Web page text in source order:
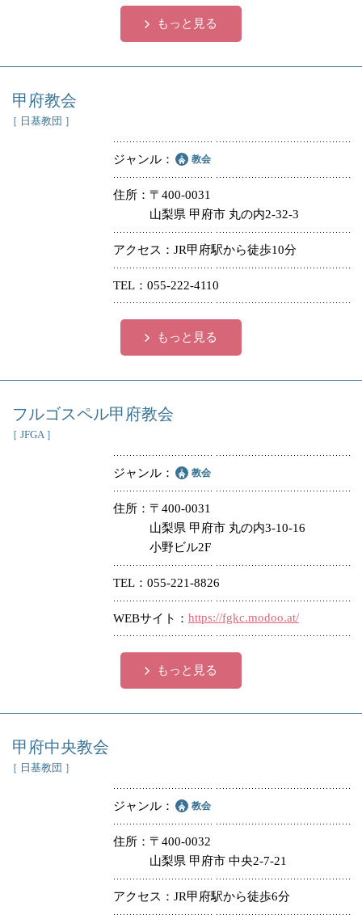
もっと見る
甲府教会
［ 日基教団 ］
ジャンル 教会
住所
〒400-0031
山梨県 甲府市 丸の内2-32-3
アクセス JR甲府駅から徒歩10分
TEL 055-222-4110
もっと見る
フルゴスペル甲府教会
［ JFGA ］
ジャンル 教会
住所
〒400-0031
山梨県 甲府市 丸の内3-10-16
小野ビル2F
TEL 055-221-8826
WEBサイト https://fgkc.modoo.at/
もっと見る
甲府中央教会
［ 日基教団 ］
ジャンル 教会
住所
〒400-0032
山梨県 甲府市 中央2-7-21
アクセス JR甲府駅から徒歩6分